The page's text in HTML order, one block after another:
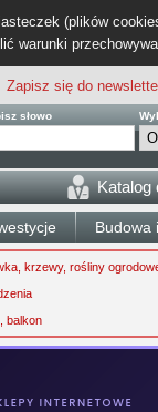
(plików
warunki
Zapisz się do
słowo
Katalog
Budowa
krzewy, rośliny
balkon